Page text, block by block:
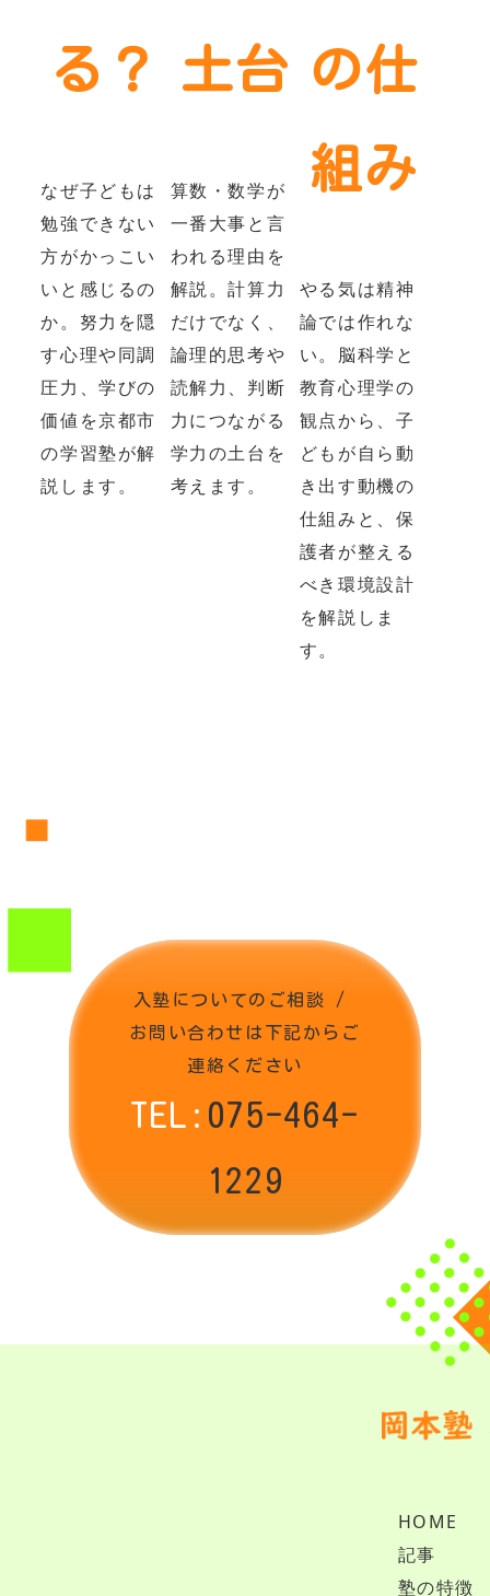
る？
なぜ子どもは
勉強できない
方がかっこい
いと感じるの
か。努力を隠
す心理や同調
圧力、学びの
価値を京都市
の学習塾が解
説します。
土台
算数・数学が
一番大事と言
われる理由を
解説。計算力
だけでなく、
論理的思考や
読解力、判断
力につながる
学力の土台を
考えます。
の仕
組み
やる気は精神
論では作れな
い。脳科学と
教育心理学の
観点から、子
どもが自ら動
き出す動機の
仕組みと、保
護者が整える
べき環境設計
を解説しま
す。
入塾についてのご相談 /
お問い合わせは下記からご
連絡ください
TEL: 075-464-
1229
HOME
記事
塾の特徴